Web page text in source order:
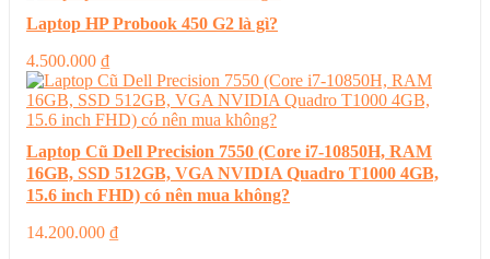
Laptop HP Probook 450 G2 là gì?
4.500.000 ₫
Laptop Cũ Dell Precision 7550 (Core i7-10850H, RAM
16GB, SSD 512GB, VGA NVIDIA Quadro T1000 4GB,
15.6 inch FHD) có nên mua không?
14.200.000 ₫